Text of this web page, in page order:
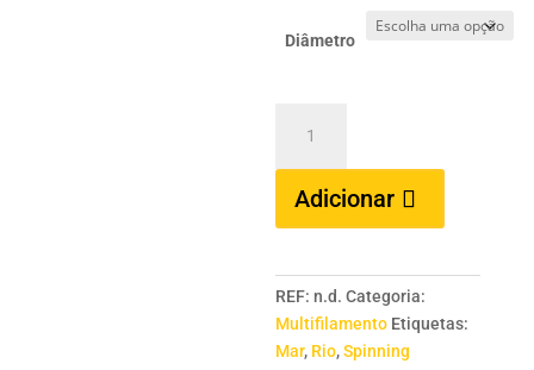
Diâmetro
YOKOZUNA
Braid
mts
Adicionar
REF:n.d. Categoria:
Multifilamento Etiquetas:
Mar, Rio,Spinning